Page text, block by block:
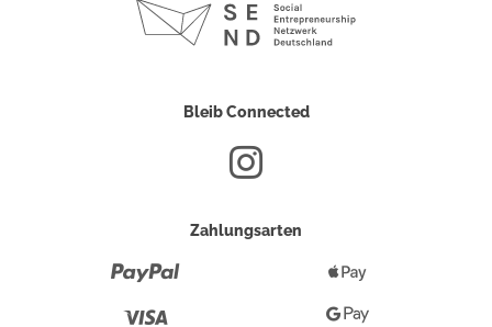
Bleib Connected
Zahlungsarten
Pay
Google